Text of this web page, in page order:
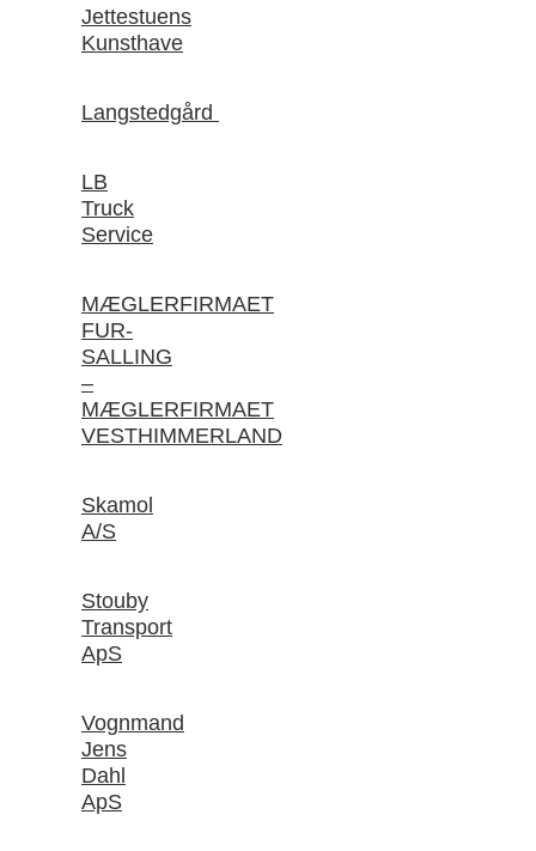
Jettestuens
Kunsthave
Langstedgård
LB
Truck
Service
MÆGLERFIRMAET
FUR-
SALLING
–
MÆGLERFIRMAET
VESTHIMMERLAND
Skamol
A/S
Stouby
Transport
ApS
Vognmand
Jens
Dahl
ApS